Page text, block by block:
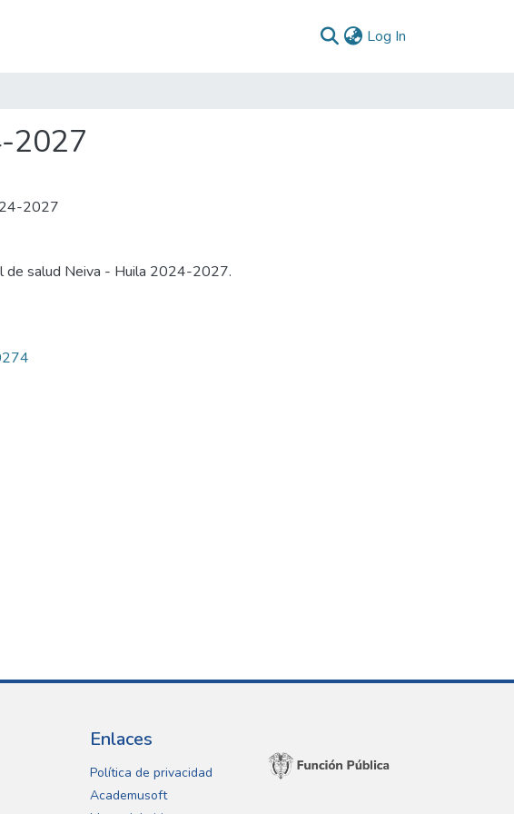
Log In
2027
2027
de salud Neiva - Huila 2024-2027.
Enlaces
Política de privacidad
Academusoft